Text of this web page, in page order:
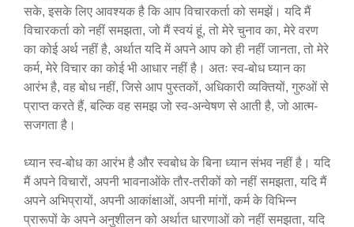
सके, इसके लिए आवश्यक है कि आप विचारकर्ता को समझें। यदि मैं
विचारकर्ता को नहीं समझता, जो मैं स्वयं हूं, तो मेरे चुनाव का, मेरे वरण
का कोई अर्थ नहीं है, अर्थात यदि में अपने आप को ही नहीं जानता, तो मेरे
कर्म, मेरे विचार का कोई भी आधार नहीं है। अतः स्व-बोध घ्यान का
आरंभ है, वह बोध नहीं, जिसे आप पुस्तकों, अधिकारी व्यक्तियों, गुरुओं से
प्राप्त करते हैं, बल्कि वह समझ जो स्व-अन्वेषण से आती है, जो आत्म-
सजगता है।
ध्यान स्व-बोध का आरंभ है और स्वबोध के बिना ध्यान संभव नहीं है। यदि
मैं अपने विचारों, अपनी भावनाओंके तौर-तरीकों को नहीं समझता, यदि मैं
अपने अभिप्रायों, अपनी आकांक्षाओं, अपनी मांगों, कर्म के विभिन्न
प्रारूपों के अपने अनुशीलन को अर्थात धारणाओं को नहीं समझता, यदि